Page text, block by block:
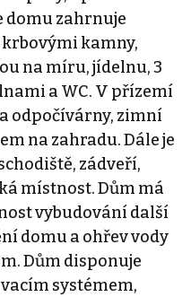
domu zahrnuje
kamny,
na míru, jídelnu, 3
a WC. V přízemí
odpočívárny, zimní
na zahradu. Dále je
zádveří,
místnost. Dům má
vybudování další
domu a ohřev vody
Dům disponuje
systémem,